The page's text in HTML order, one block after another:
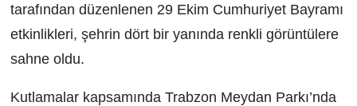
tarafından düzenlenen 29 Ekim Cumhuriyet Bayramı
etkinlikleri, şehrin dört bir yanında renkli görüntülere
sahne oldu.
Kutlamalar kapsamında Trabzon Meydan Parkı’nda